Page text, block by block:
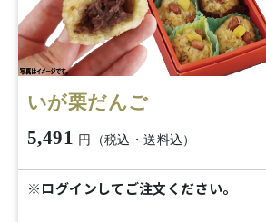
いが栗だんご
5,491 円（税込・送料込）
※ログインしてご注文ください。